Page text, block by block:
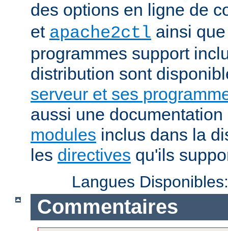
des options en ligne de
et apache2ctl ainsi
programmes support
distribution sont
serveur et ses
aussi une
modules inclus dans la
les directives qu'ils
Langues
Commentaires